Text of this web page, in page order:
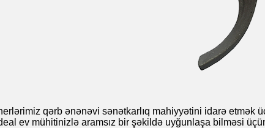
qərb ənənəvi sənətkarlıq mahiyyətini idarə
ev mühitinizlə aramsız bir şəkildə uyğunlaşa bilməsi